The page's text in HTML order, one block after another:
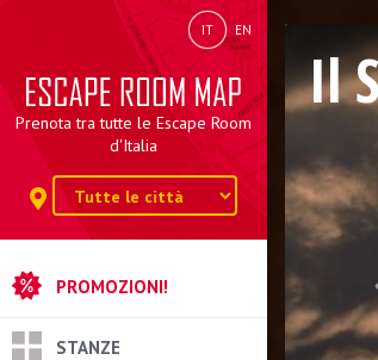
IT EN
Prenota tra tutte le Escape Room
d'Italia
PROMOZIONI!
STANZE
Il